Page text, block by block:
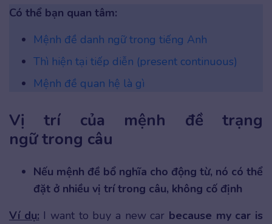
Có thể bạn quan tâm:
Mệnh đề danh ngữ trong tiếng Anh
Thì hiện tại tiếp diễn (present continuous)
Mệnh đề quan hệ là gì
Vị trí của mệnh đề trạng
ngữ trong câu
Nếu mệnh đề bổ nghĩa cho động từ, nó có thể
đặt ở nhiều vị trí trong câu, không cố định
Ví dụ: I want to buy a new car because my car is